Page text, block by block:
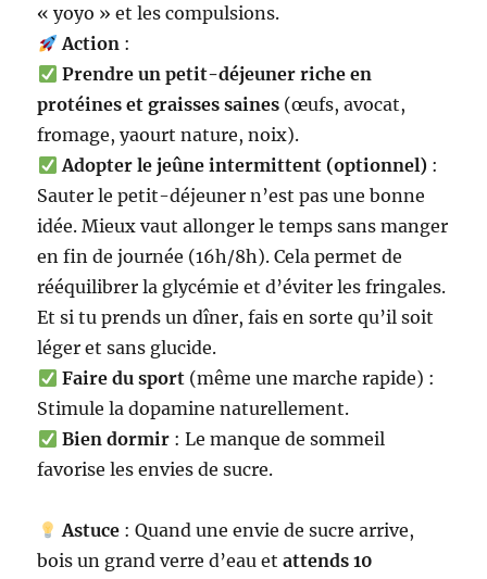
« yoyo » et les compulsions.
Action:
Prendre un petit-déjeuner riche en
protéines et graisses saines (œufs, avocat,
fromage, yaourt nature, noix).
Adopter le jeûne intermittent (optionnel):
Sauter le petit-déjeuner n’est pas une bonne
idée. Mieux vaut allonger le temps sans manger
en fin de journée (16h/8h). Cela permet de
rééquilibrer la glycémie et d’éviter les fringales.
Et si tu prends un dîner, fais en sorte qu’il soit
léger et sans glucide.
Faire du sport(même une marche rapide) :
Stimule la dopamine naturellement.
Bien dormir: Le manque de sommeil
favorise les envies de sucre.
Astuce: Quand une envie de sucre arrive,
bois un grand verre d’eau etattends 10